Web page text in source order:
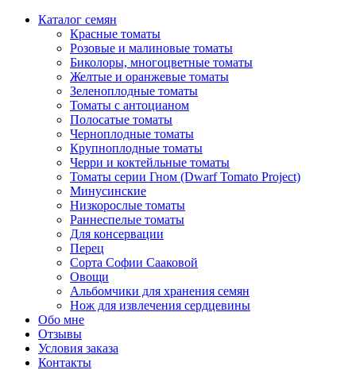
Каталог семян
Красные томаты
Розовые и малиновые томаты
Биколоры, многоцветные томаты
Желтые и оранжевые томаты
Зеленоплодные томаты
Томаты с антоцианом
Полосатые томаты
Черноплодные томаты
Крупноплодные томаты
Черри и коктейльные томаты
Томаты серии Гном (Dwarf Tomato Project)
Минусинские
Низкорослые томаты
Раннеспелые томаты
Для консервации
Перец
Сорта Софии Сааковой
Овощи
Альбомчики для хранения семян
Нож для извлечения сердцевины
Обо мне
Отзывы
Условия заказа
Контакты